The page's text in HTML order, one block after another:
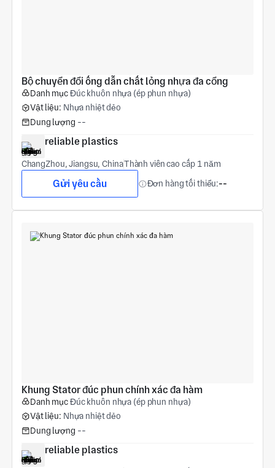
Bộ chuyển đổi ống dẫn chất lỏng nhựa đa cổng
Danh mụcĐúc khuôn nhựa (ép phun nhựa)
Vật liệu: Nhựa nhiệt dẻo
Dung lượng --
reliable plastics
ChangZhou, Jiangsu, ChinaThành viên cao cấp 1 năm
Gửi yêu cầu Đơn hàng tối thiểu:--
Khung Stator đúc phun chính xác đa hàm
Danh mụcĐúc khuôn nhựa (ép phun nhựa)
Vật liệu: Nhựa nhiệt dẻo
Dung lượng --
reliable plastics